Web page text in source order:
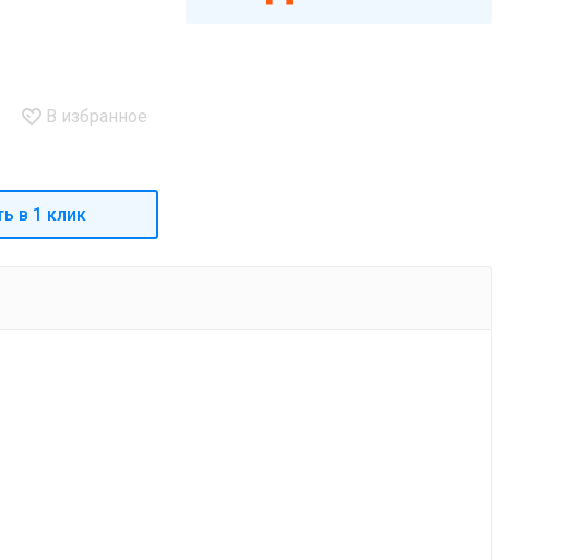
В избранное
в 1 клик